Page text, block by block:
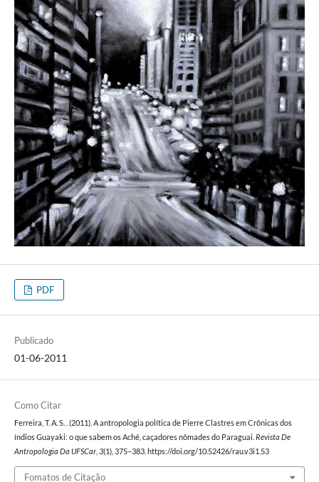
PDF
Publicado
01-06-2011
Como Citar
Ferreira, T. A. S. . (2011). A antropologia política de Pierre Clastres em Crônicas dos
índios Guayaki: o que sabem os Aché, caçadores nômades do Paraguai. Revista De
Antropologia Da UFSCar, 3(1), 375–383. https://doi.org/10.52426/rau.v3i1.53
Fomatos de Citação